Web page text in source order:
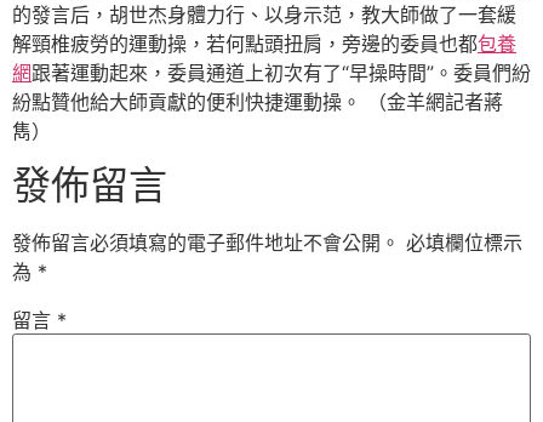
的發言后，胡世杰身體力行、以身示范，教大師做了一套緩
解頸椎疲勞的運動操，若何點頭扭肩，旁邊的委員也都包養
網跟著運動起來，委員通道上初次有了“早操時間”。委員們紛
紛點贊他給大師貢獻的便利快捷運動操。 （金羊網記者蔣
雋）
發佈留言
發佈留言必須填寫的電子郵件地址不會公開。 必填欄位標示
為 *
留言 *